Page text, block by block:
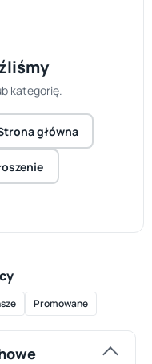
kategorię.
główna
Promowane